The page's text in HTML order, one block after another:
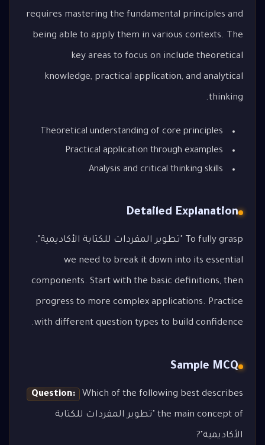
requires mastering the fundamental principles and
being able to apply them in various contexts. The
key areas to focus on include theoretical
knowledge, practical application, and analytical
thinking.
Theoretical understanding of core principles
Practical application through examples
Analysis and critical thinking skills
Detailed Explanation
To fully grasp "تطوير المفردات للكتابة الأكاديمية",
we need to break it down into its essential
components. Start with the basic definitions, then
progress to more complex applications. Practice
with different question types to build confidence.
Sample MCQ
Question: Which of the following best describes
the main concept of "تطوير المفردات للكتابة
الأكاديمية"?